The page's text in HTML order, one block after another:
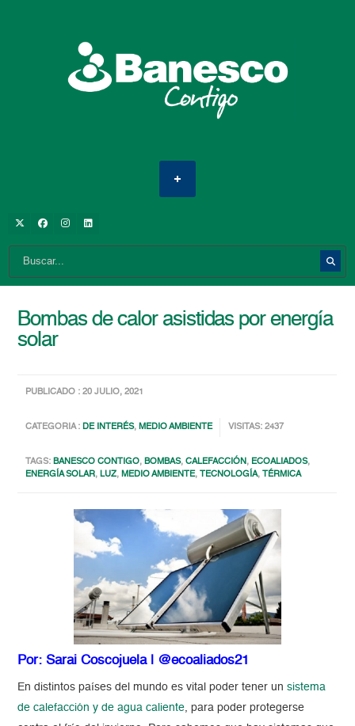
Bombas de calor asistidas por energía
solar
PUBLICADO : 20 JULIO, 2021
CATEGORIA :DE INTERÉS,MEDIO AMBIENTE VISITAS: 2437
TAGS:BANESCO CONTIGO,BOMBAS,CALEFACCIÓN, ECOALIADOS,
ENERGÍA SOLAR,LUZ,MEDIO AMBIENTE, TECNOLOGÍA, TÉRMICA
Por: Sarai Coscojuela | @ecoaliados21
En distintos países del mundo es vital poder tener unsistema
de calefacción y de agua caliente, para poder protegerse